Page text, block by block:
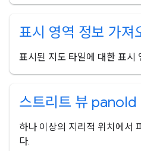
표시 영역 정보 가져
표시된 지도 타일에 대한 표시
스트리트 뷰 panoId
하나 이상의 지리적 위치에서
다.